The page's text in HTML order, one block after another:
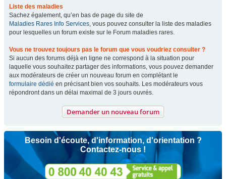
Liste des maladies
Sachez également, qu’en bas de page du site de
Maladies Rares Info Services, vous pouvez consulter la liste des maladies
pour lesquelles un forum existe sur le Forum maladies rares.
Vous ne trouvez toujours pas le forum que vous voudriez consulter ?
Si aucun des forums déjà en ligne ne correspond à la situation pour
laquelle vous souhaitez partager des informations, vous pouvez demander
aux modérateurs de créer un nouveau forum en complétant le
formulaire dédié en précisant bien vos souhaits. Les modérateurs vous
répondront dans un délai maximal de 3 jours ouvrés.
Demander un nouveau forum
Besoin d'écoute, d'information, d'orientation ?
Contactez-nous !